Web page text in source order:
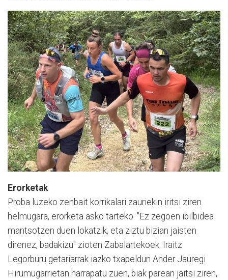
Erorketak
Proba luzeko zenbait korrikalari zauriekin iritsi ziren
helmugara, erorketa asko tarteko. "Ez zegoen ibilbidea
mantsotzen duen lokatzik, eta ziztu bizian jaisten
direnez, badakizu" zioten Zabalartekoek. Iraitz
Legorburu getariarrak iazko txapeldun Ander Jauregi
Hirumugarrietan harrapatu zuen, biak parean jaitsi ziren,